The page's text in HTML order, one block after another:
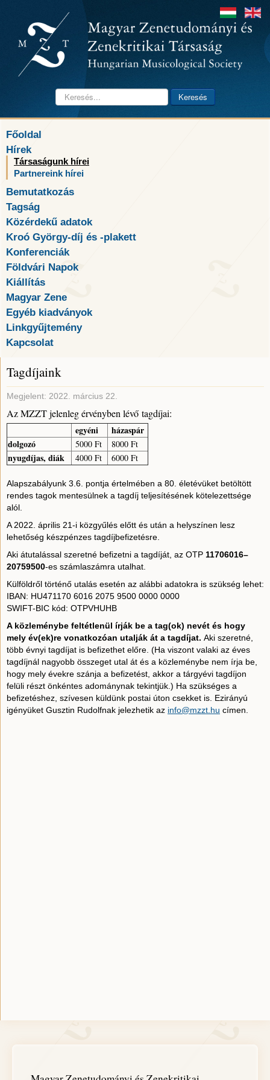
Keresés... Keresés
Főoldal
Hírek
Társaságunk hírei
Partnereink hírei
Bemutatkozás
Tagság
Közérdekű adatok
Kroó György-díj és -plakett
Konferenciák
Földvári Napok
Kiállítás
Magyar Zene
Egyéb kiadványok
Linkgyűjtemény
Kapcsolat
Tagdíjaink
Megjelent: 2022. március 22.
Az MZZT jelenleg érvényben lévő tagdíjai:
egyéni
házaspár
dolgozó
5000 Ft 8000 Ft
nyugdíjas, diák 4000 Ft 6000 Ft
Alapszabályunk 3.6. pontja értelmében a 80. életévüket betöltött
rendes tagok mentesülnek a tagdíj teljesítésének kötelezettsége
alól.
A 2022. április 21-i közgyűlés előtt és után a helyszínen lesz
lehetőség készpénzes tagdíjbefizetésre.
Aki átutalással szeretné befizetni a tagdíját, az OTP 11706016–
20759500-es számlaszámra utalhat.
Külföldről történő utalás esetén az alábbi adatokra is szükség lehet:
IBAN: HU471170 6016 2075 9500 0000 0000
SWIFT-BIC kód: OTPVHUHB
A közleménybe feltétlenül írják be a tag(ok) nevét és hogy
mely év(ek)re vonatkozóan utalják át a tagdíjat. Aki szeretné,
több évnyi tagdíjat is befizethet előre. (Ha viszont valaki az éves
tagdíjnál nagyobb összeget utal át és a közleménybe nem írja be,
hogy mely évekre szánja a befizetést, akkor a tárgyévi tagdíjon
felüli részt önkéntes adománynak tekintjük.) Ha szükséges a
befizetéshez, szívesen küldünk postai úton csekket is. Ezirányú
igényüket Gusztin Rudolfnak jelezhetik az info@mzzt.hu címen.